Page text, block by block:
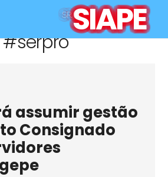
SR.SIAPE
#serpro
assumir gestão
Consignado